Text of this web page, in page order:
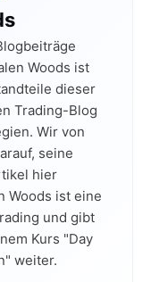
Woods ist
dieser
Trading-Blog
Wir von
seine
hier
Woods ist eine
und gibt
Kurs "Day
weiter.